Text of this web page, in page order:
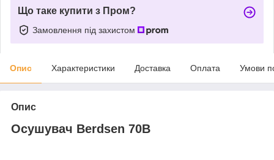
Що таке купити з Пром?
Замовлення під захистом
Опис Характеристики Доставка Оплата Умови
Опис
Осушувач Berdsen 70B